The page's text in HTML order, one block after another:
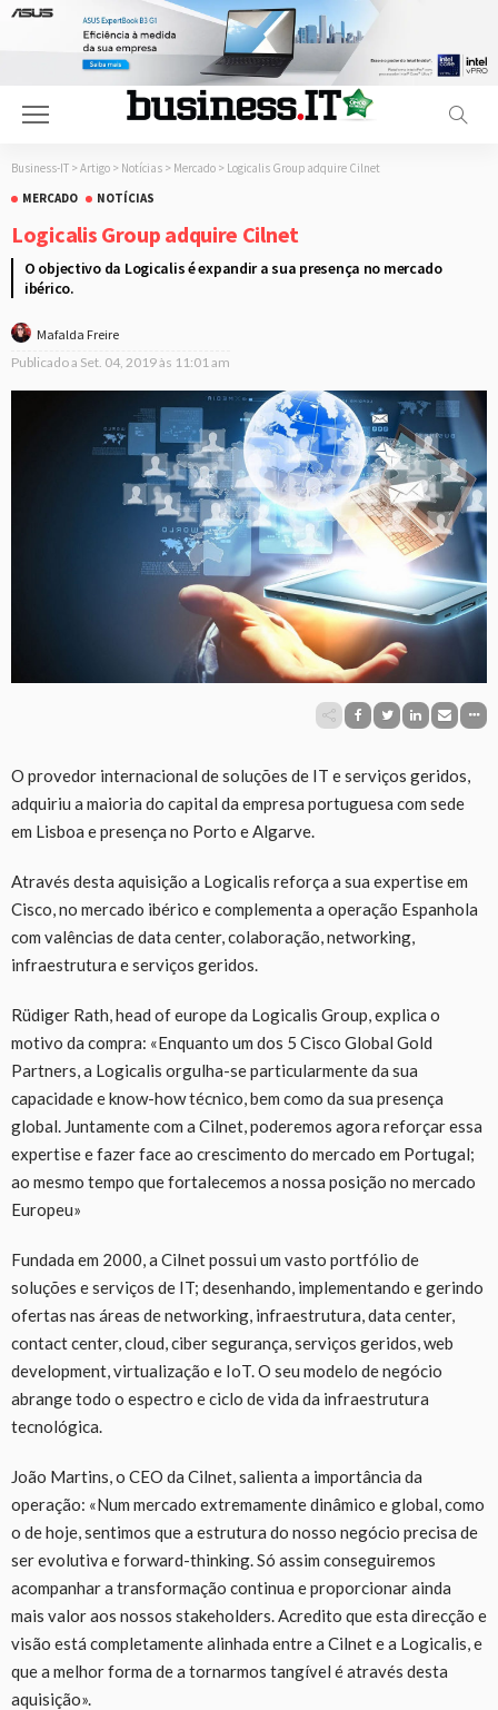
Business-IT > Artigo > Notícias > Mercado > Logicalis Group adquire Cilnet
MERCADO
NOTÍCIAS
Logicalis Group adquire Cilnet
O objectivo da Logicalis é expandir a sua presença no mercado
ibérico.
Mafalda Freire
Publicado a Set. 04, 2019 às 11:01 am
O provedor internacional de soluções de IT e serviços geridos,
adquiriu a maioria do capital da empresa portuguesa com sede
em Lisboa e presença no Porto e Algarve.
Através desta aquisição a Logicalis reforça a sua expertise em
Cisco, no mercado ibérico e complementa a operação Espanhola
com valências de data center, colaboração, networking,
infraestrutura e serviços geridos.
Rüdiger Rath, head of europe da Logicalis Group, explica o
motivo da compra: «Enquanto um dos 5 Cisco Global Gold
Partners, a Logicalis orgulha-se particularmente da sua
capacidade e know-how técnico, bem como da sua presença
global. Juntamente com a Cilnet, poderemos agora reforçar essa
expertise e fazer face ao crescimento do mercado em Portugal;
ao mesmo tempo que fortalecemos a nossa posição no mercado
Europeu»
Fundada em 2000, a Cilnet possui um vasto portfólio de
soluções e serviços de IT; desenhando, implementando e gerindo
ofertas nas áreas de networking, infraestrutura, data center,
contact center, cloud, ciber segurança, serviços geridos, web
development, virtualização e IoT. O seu modelo de negócio
abrange todo o espectro e ciclo de vida da infraestrutura
tecnológica.
João Martins, o CEO da Cilnet, salienta a importância da
operação: «Num mercado extremamente dinâmico e global, como
o de hoje, sentimos que a estrutura do nosso negócio precisa de
ser evolutiva e forward-thinking. Só assim conseguiremos
acompanhar a transformação continua e proporcionar ainda
mais valor aos nossos stakeholders. Acredito que esta direcção e
visão está completamente alinhada entre a Cilnet e a Logicalis, e
que a melhor forma de a tornarmos tangível é através desta
aquisição».